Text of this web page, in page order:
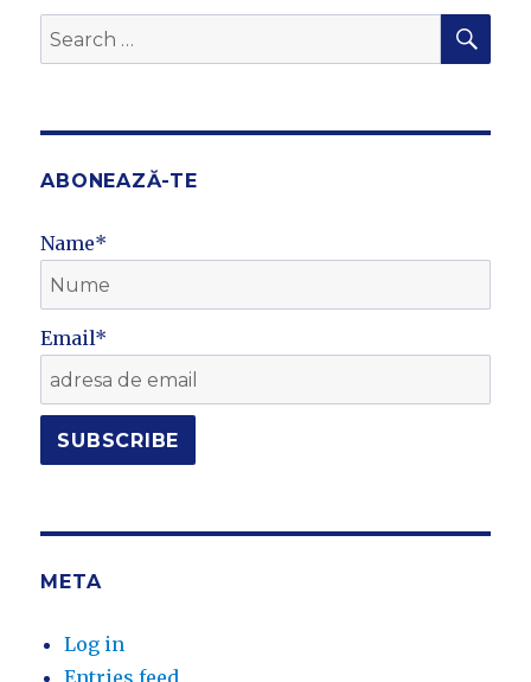
Search
for:
ABONEAZĂ-TE
Name*
Email*
META
Log in